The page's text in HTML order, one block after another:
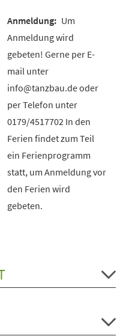
Um
Anmeldung wird
gebeten! Gerne per E-
mail unter
info@tanzbau.de oder
per Telefon unter
0179/4517702 In den
Ferien findet zum Teil
ein Ferienprogramm
statt, um Anmeldung vor
den Ferien wird
gebeten.